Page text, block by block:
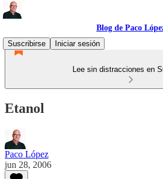
Blog de Paco
Suscribirse
Iniciar sesión
Lee sin distracciones en
Etanol
Paco López
jun 28, 2006